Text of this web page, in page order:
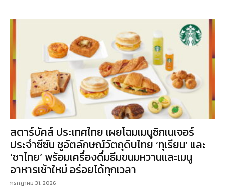
สตาร์บัคส์ ประเทศไทย เผยโฉมเมนูซิกเนเจอร์
ประจำซีซัน ชูอัตลักษณ์วัตถุดิบไทย ‘ทุเรียน’ และ
‘ชาไทย’ พร้อมเครื่องดื่มธีมขนมหวานและเมนู
อาหารเช้าใหม่ อร่อยได้ทุกเวลา
กรกฎาคม 31, 2026